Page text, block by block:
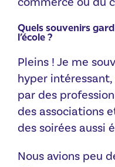
Quels souvenirs
l’école ?
Pleins ! Je me
hyper
par des
des associations
des soirées aussi
Nous avions peu